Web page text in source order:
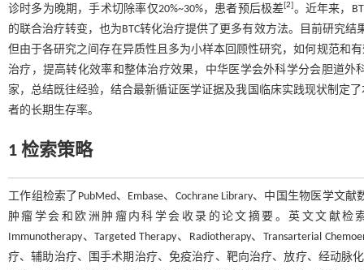
诊时多为晚期，手术切除率仅20%~30%，患者预后极差[2]。近年来，
的联合治疗转变，也为BTC转化治疗提供了更多有效方法。目前研究
但由于各研究之间存在异质性且多为小样本回顾性研究，如何规范和
治疗，提高转化效率和整体治疗效果，中华医学会外科学分会胆道
家，总结既往经验，结合最新循证医学证据及我国临床实践现状制定
者的长期生存率。
1 检索策略
工作组检索了PubMed、Embase、Cochrane Library、中国生物医学
肿瘤学会和欧洲肿瘤内科学会收录的论文摘要。英文文献检索词
Immunotherapy、Targeted Therapy、Radiotherapy、Transarterial
疗、辅助治疗、围手术期治疗、免疫治疗、靶向治疗、放疗、经动脉